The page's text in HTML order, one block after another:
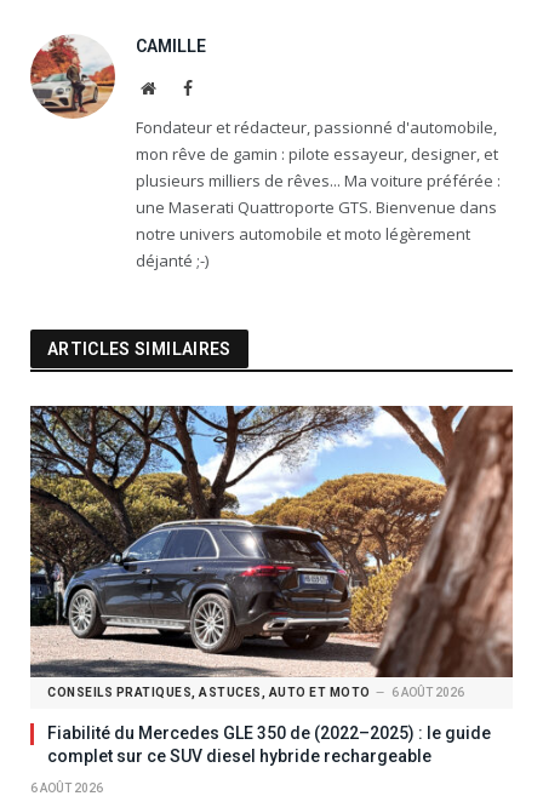
CAMILLE
WebsiteFacebook
Fondateur et rédacteur, passionné d'automobile,
mon rêve de gamin : pilote essayeur, designer, et
plusieurs milliers de rêves... Ma voiture préférée :
une Maserati Quattroporte GTS. Bienvenue dans
notre univers automobile et moto légèrement
déjanté ;-)
ARTICLES SIMILAIRES
CONSEILS PRATIQUES, ASTUCES, AUTO ET MOTO 6 AOÛT 2026
Fiabilité du Mercedes GLE 350 de (2022–2025) : le guide
complet sur ce SUV diesel hybride rechargeable
6 AOÛT 2026